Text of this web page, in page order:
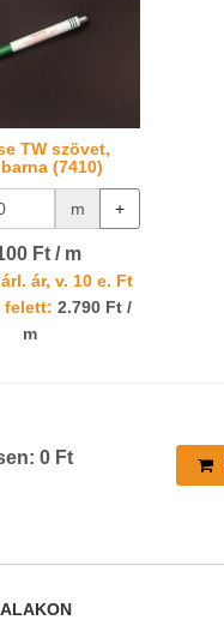
TW szövet,
(7410)
m +
Ft / m
ár, v. 10 e. Ft
felett: 2.790 Ft /
m
0Ft